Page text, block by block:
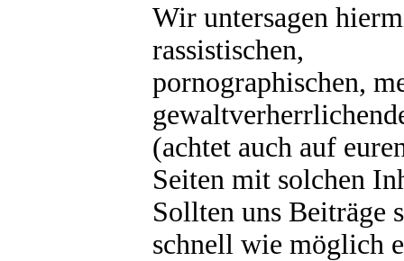
Wir untersagen
rassistischen,
pornographischen,
(achtet auch auf
Seiten mit solchen
Sollten uns Beiträge
schnell wie möglich